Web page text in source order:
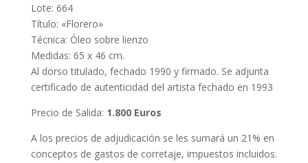
Lote: 664
Título: «Florero»
Técnica: Óleo sobre lienzo
Medidas: 65 x 46 cm.
Al dorso titulado, fechado 1990 y firmado. Se adjunta
certificado de autenticidad del artista fechado en 1993
Precio de Salida: 1.800 Euros
A los precios de adjudicación se les sumará un 21% en
conceptos de gastos de corretaje, impuestos incluidos.